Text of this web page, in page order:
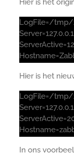
Hier is het
LogFile=/tmp/
Server=127.0.0.1
Hier is het
LogFile=/tmp/
In ons